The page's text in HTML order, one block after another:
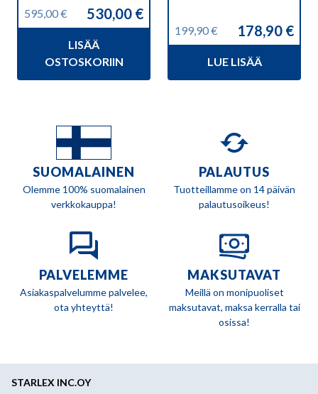
595,00€
Alkuperäinen
hinta
595,00 €.
530,00 €
Nykyinen
hinta
530,00 €.
LISÄÄ
OSTOSKORIIN
199,90€
Alkuperäinen
hinta
199,90 €.
178,90 €
Nykyinen
hinta
178,90 €.
LUE LISÄÄ
SUOMALAINEN
Olemme 100% suomalainen
verkkokauppa!
PALAUTUS
Tuotteillamme on 14 päivän
palautusoikeus!
PALVELEMME
Asiakaspalvelumme palvelee,
ota yhteyttä!
MAKSUTAVAT
Meillä on monipuoliset
maksutavat, maksa kerralla tai
osissa!
STARLEX INC.OY